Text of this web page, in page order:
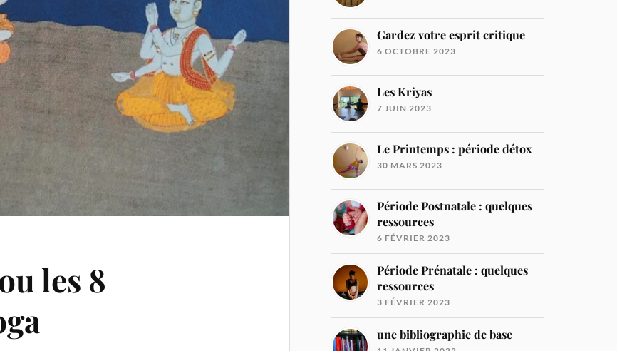
les 8
Gardez votre esprit critique
6 OCTOBRE 2023
Les Kriyas
7 JUIN 2023
Le Printemps : période détox
30 MARS 2023
Période Postnatale : quelques
ressources
6 FÉVRIER 2023
Période Prénatale : quelques
ressources
3 FÉVRIER 2023
une bibliographie de base